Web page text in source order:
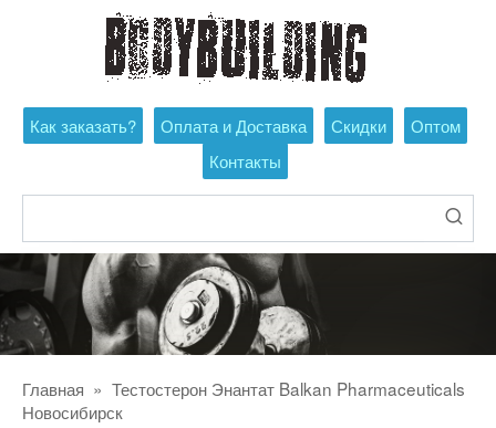
Как заказать? Оплата и Доставка Скидки
Оптом
Контакты
Главная » Тестостерон Энантат Balkan Pharmaceuticals
Новосибирск